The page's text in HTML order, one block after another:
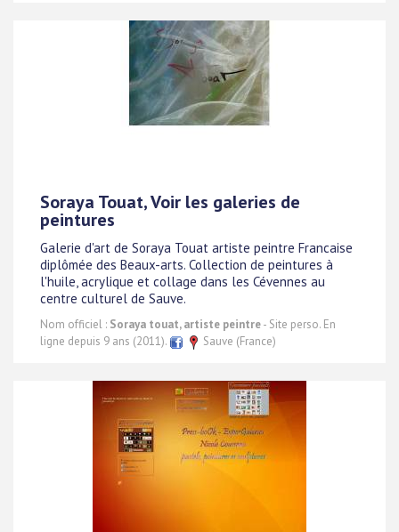
Soraya Touat, Voir les galeries de
peintures
Galerie d'art de Soraya Touat artiste peintre Francaise
diplômée des Beaux-arts. Collection de peintures à
l'huile, acrylique et collage dans les Cévennes au
centre culturel de Sauve.
Nom officiel : Soraya touat, artiste peintre- Site perso. En
ligne depuis 9 ans (2011).
Sauve (France)